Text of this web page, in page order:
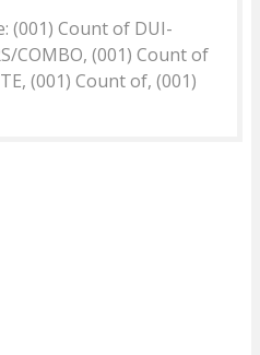
(001) Count of DUI-
COMBO, (001) Count of
(001) Count of, (001)